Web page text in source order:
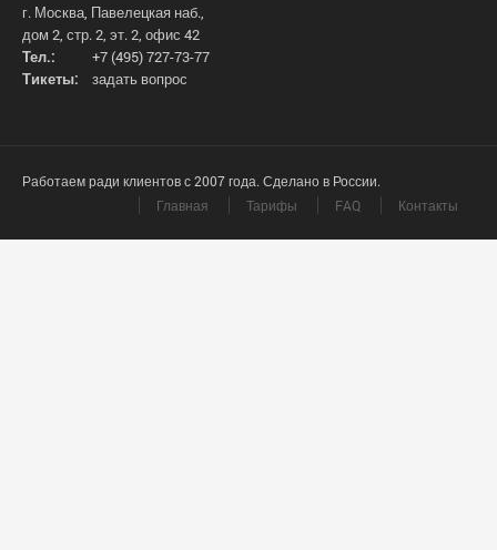
г. Москва, Павелецкая наб.,
дом 2, стр. 2, эт. 2, офис 42
Тел.:
+7 (495) 727-73-77
Тикеты:
задать вопрос
Работаем ради клиентов с 2007 года. Сделано в России.
Главная
Тарифы FAQ Контакты